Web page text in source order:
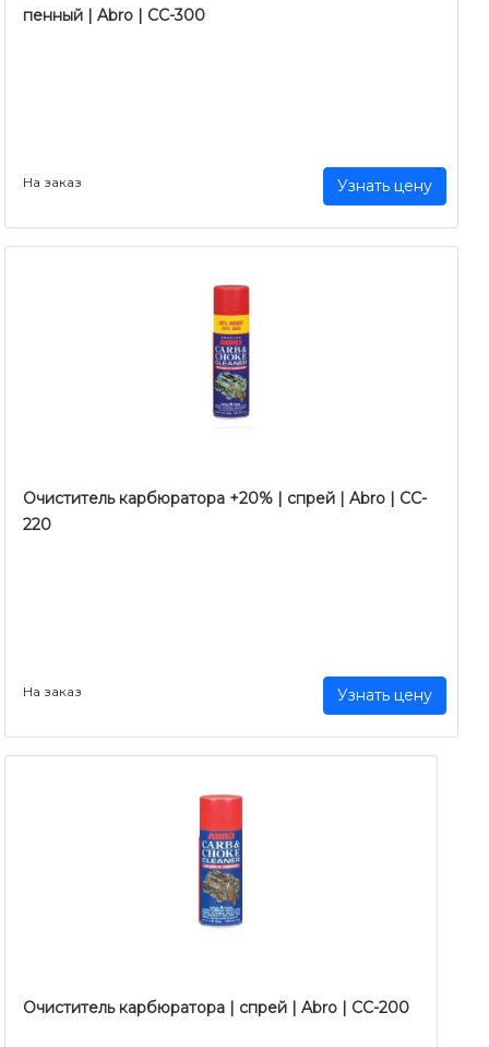
пенный | Abro | CC-300
На заказ Узнать цену
Очиститель карбюратора +20% | спрей | Abro | CC-
220
На заказ Узнать цену
Очиститель карбюратора | спрей | Abro | CC-200